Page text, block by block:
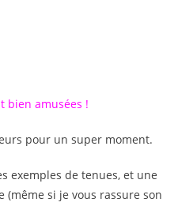
bien amusées !
pour un super moment.
exemples de tenues, et une
si je vous rassure son